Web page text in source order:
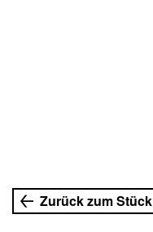
Zurück zum Stück